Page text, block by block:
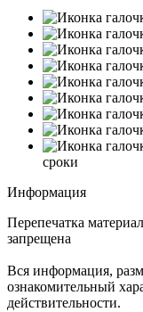
сроки
Информация
Перепечатка
запрещена
Вся информация,
ознакомительный
действительности.